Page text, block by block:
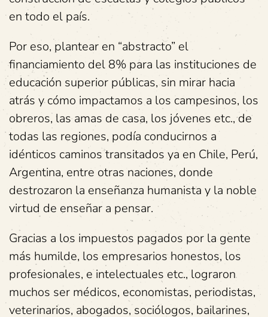
en todo el país.
Por eso, plantear en “abstracto” el
financiamiento del 8% para las instituciones de
educación superior públicas, sin mirar hacia
atrás y cómo impactamos a los campesinos, los
obreros, las amas de casa, los jóvenes etc., de
todas las regiones, podía conducirnos a
idénticos caminos transitados ya en Chile, Perú,
Argentina, entre otras naciones, donde
destrozaron la enseñanza humanista y la noble
virtud de enseñar a pensar.
Gracias a los impuestos pagados por la gente
más humilde, los empresarios honestos, los
profesionales, e intelectuales etc., lograron
muchos ser médicos, economistas, periodistas,
veterinarios, abogados, sociólogos, bailarines,